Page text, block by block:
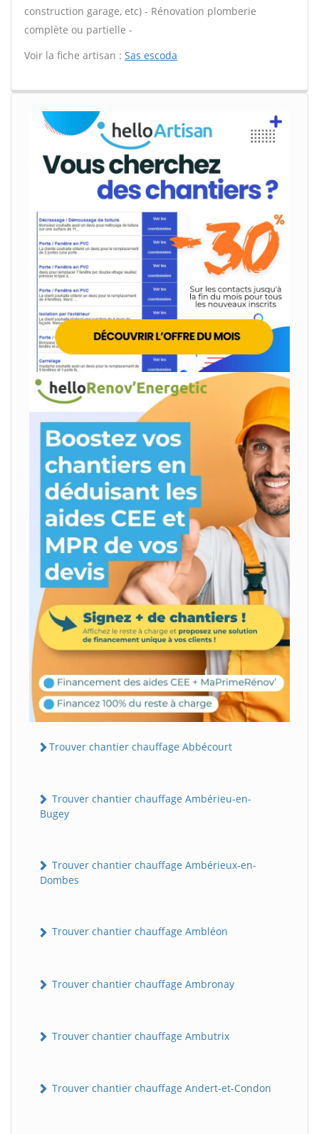
construction garage, etc) - Rénovation plomberie
complète ou partielle -
Voir la fiche artisan : Sas escoda
Trouver chantier chauffage Abbécourt
Trouver chantier chauffage Ambérieu-en-
Bugey
Trouver chantier chauffage Ambérieux-en-
Dombes
Trouver chantier chauffage Ambléon
Trouver chantier chauffage Ambronay
Trouver chantier chauffage Ambutrix
Trouver chantier chauffage Andert-et-Condon